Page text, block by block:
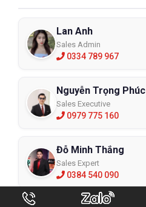
Lan Anh
Sales Admin
0334 789 967
Nguyễn Trọng Phúc
Sales Executive
0979 775 160
Đỗ Minh Thắng
Sales Expert
0384 540 090